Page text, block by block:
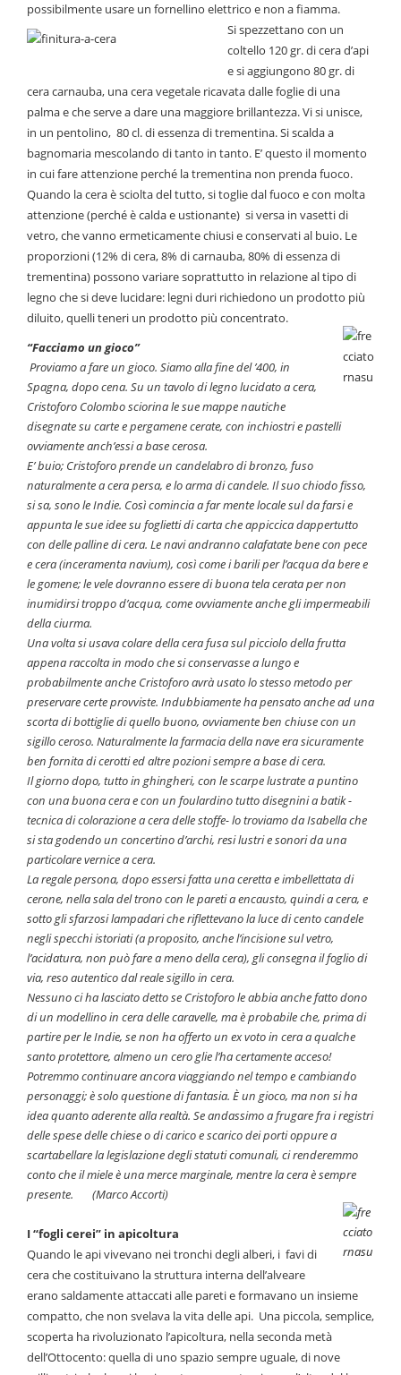
possibilmente usare un fornellino elettrico e non a fiamma.
Si spezzettano con un
coltello 120 gr. di cera d’api
e si aggiungono 80 gr. di
cera carnauba, una cera vegetale ricavata dalle foglie di una
palma e che serve a dare una maggiore brillantezza. Vi si unisce,
in un pentolino, 80 cl. di essenza di trementina. Si scalda a
bagnomaria mescolando di tanto in tanto. E’ questo il momento
in cui fare attenzione perché la trementina non prenda fuoco.
Quando la cera è sciolta del tutto, si toglie dal fuoco e con molta
attenzione (perché è calda e ustionante) si versa in vasetti di
vetro, che vanno ermeticamente chiusi e conservati al buio. Le
proporzioni (12% di cera, 8% di carnauba, 80% di essenza di
trementina) possono variare soprattutto in relazione al tipo di
legno che si deve lucidare: legni duri richiedono un prodotto più
diluito, quelli teneri un prodotto più concentrato.
“Facciamo un gioco”
Proviamo a fare un gioco. Siamo alla fine del ’400, in
Spagna, dopo cena. Su un tavolo di legno lucidato a cera,
Cristoforo Colombo sciorina le sue mappe nautiche
disegnate su carte e pergamene cerate, con inchiostri e pastelli
ovviamente anch’essi a base cerosa.
E’ buio; Cristoforo prende un candelabro di bronzo, fuso
naturalmente a cera persa, e lo arma di candele. Il suo chiodo fisso,
si sa, sono le Indie. Così comincia a far mente locale sul da farsi e
appunta le sue idee su foglietti di carta che appiccica dappertutto
con delle palline di cera. Le navi andranno calafatate bene con pece
e cera (inceramenta navium), così come i barili per l’acqua da bere e
le gomene; le vele dovranno essere di buona tela cerata per non
inumidirsi troppo d’acqua, come ovviamente anche gli impermeabili
della ciurma.
Una volta si usava colare della cera fusa sul picciolo della frutta
appena raccolta in modo che si conservasse a lungo e
probabilmente anche Cristoforo avrà usato lo stesso metodo per
preservare certe provviste. Indubbiamente ha pensato anche ad una
scorta di bottiglie di quello buono, ovviamente ben chiuse con un
sigillo ceroso. Naturalmente la farmacia della nave era sicuramente
ben fornita di cerotti ed altre pozioni sempre a base di cera.
Il giorno dopo, tutto in ghingheri, con le scarpe lustrate a puntino
con una buona cera e con un foulardino tutto disegnini a batik -
tecnica di colorazione a cera delle stoffe- lo troviamo da Isabella che
si sta godendo un concertino d’archi, resi lustri e sonori da una
particolare vernice a cera.
La regale persona, dopo essersi fatta una ceretta e imbellettata di
cerone, nella sala del trono con le pareti a encausto, quindi a cera, e
sotto gli sfarzosi lampadari che riflettevano la luce di cento candele
negli specchi istoriati (a proposito, anche l’incisione sul vetro,
l’acidatura, non può fare a meno della cera), gli consegna il foglio di
via, reso autentico dal reale sigillo in cera.
Nessuno ci ha lasciato detto se Cristoforo le abbia anche fatto dono
di un modellino in cera delle caravelle, ma è probabile che, prima di
partire per le Indie, se non ha offerto un ex voto in cera a qualche
santo protettore, almeno un cero glie l’ha certamente acceso!
Potremmo continuare ancora viaggiando nel tempo e cambiando
personaggi; è solo questione di fantasia. È un gioco, ma non si ha
idea quanto aderente alla realtà. Se andassimo a frugare fra i registri
delle spese delle chiese o di carico e scarico dei porti oppure a
scartabellare la legislazione degli statuti comunali, ci renderemmo
conto che il miele è una merce marginale, mentre la cera è sempre
presente. (Marco Accorti)
I “fogli cerei” in apicoltura
Quando le api vivevano nei tronchi degli alberi, i favi di
cera che costituivano la struttura interna dell’alveare
erano saldamente attaccati alle pareti e formavano un insieme
compatto, che non svelava la vita delle api. Una piccola, semplice,
scoperta ha rivoluzionato l’apicoltura, nella seconda metà
dell’Ottocento: quella di uno spazio sempre uguale, di nove